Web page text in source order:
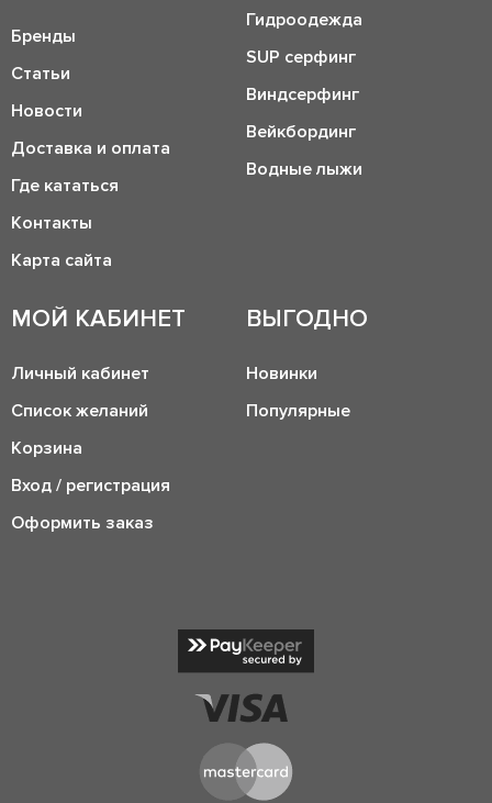
Бренды
Статьи
Новости
Доставка и оплата
Где кататься
Контакты
Карта сайта
Гидроодежда
SUP серфинг
Виндсерфинг
Вейкбординг
Водные лыжи
МОЙ КАБИНЕТ
Личный кабинет
Список желаний
Корзина
Вход / регистрация
Оформить заказ
ВЫГОДНО
Новинки
Популярные